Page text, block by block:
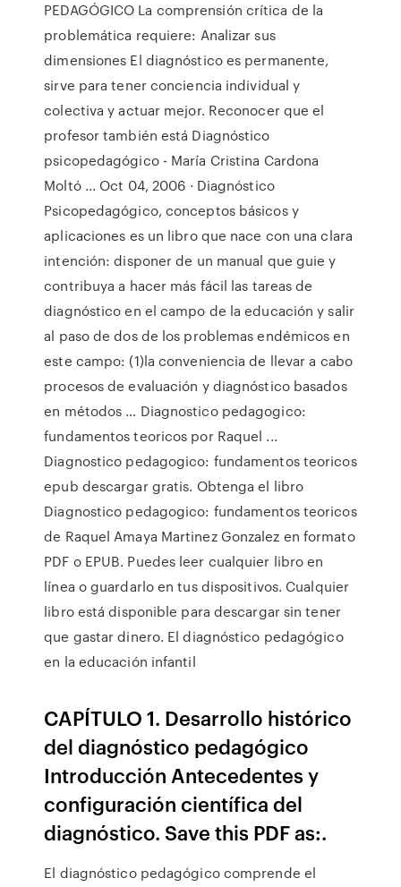
PEDAGÓGICO La comprensión crítica de la
problemática requiere: Analizar sus
dimensiones El diagnóstico es permanente,
sirve para tener conciencia individual y
colectiva y actuar mejor. Reconocer que el
profesor también está Diagnóstico
psicopedagógico - María Cristina Cardona
Moltó ... Oct 04, 2006 · Diagnóstico
Psicopedagógico, conceptos básicos y
aplicaciones es un libro que nace con una clara
intención: disponer de un manual que guie y
contribuya a hacer más fácil las tareas de
diagnóstico en el campo de la educación y salir
al paso de dos de los problemas endémicos en
este campo: (1)la conveniencia de llevar a cabo
procesos de evaluación y diagnóstico basados
en métodos … Diagnostico pedagogico:
fundamentos teoricos por Raquel ...
Diagnostico pedagogico: fundamentos teoricos
epub descargar gratis. Obtenga el libro
Diagnostico pedagogico: fundamentos teoricos
de Raquel Amaya Martinez Gonzalez en formato
PDF o EPUB. Puedes leer cualquier libro en
línea o guardarlo en tus dispositivos. Cualquier
libro está disponible para descargar sin tener
que gastar dinero. El diagnóstico pedagógico
en la educación infantil
CAPÍTULO 1. Desarrollo histórico
del diagnóstico pedagógico
Introducción Antecedentes y
configuración científica del
diagnóstico. Save this PDF as:.
El diagnóstico pedagógico comprende el